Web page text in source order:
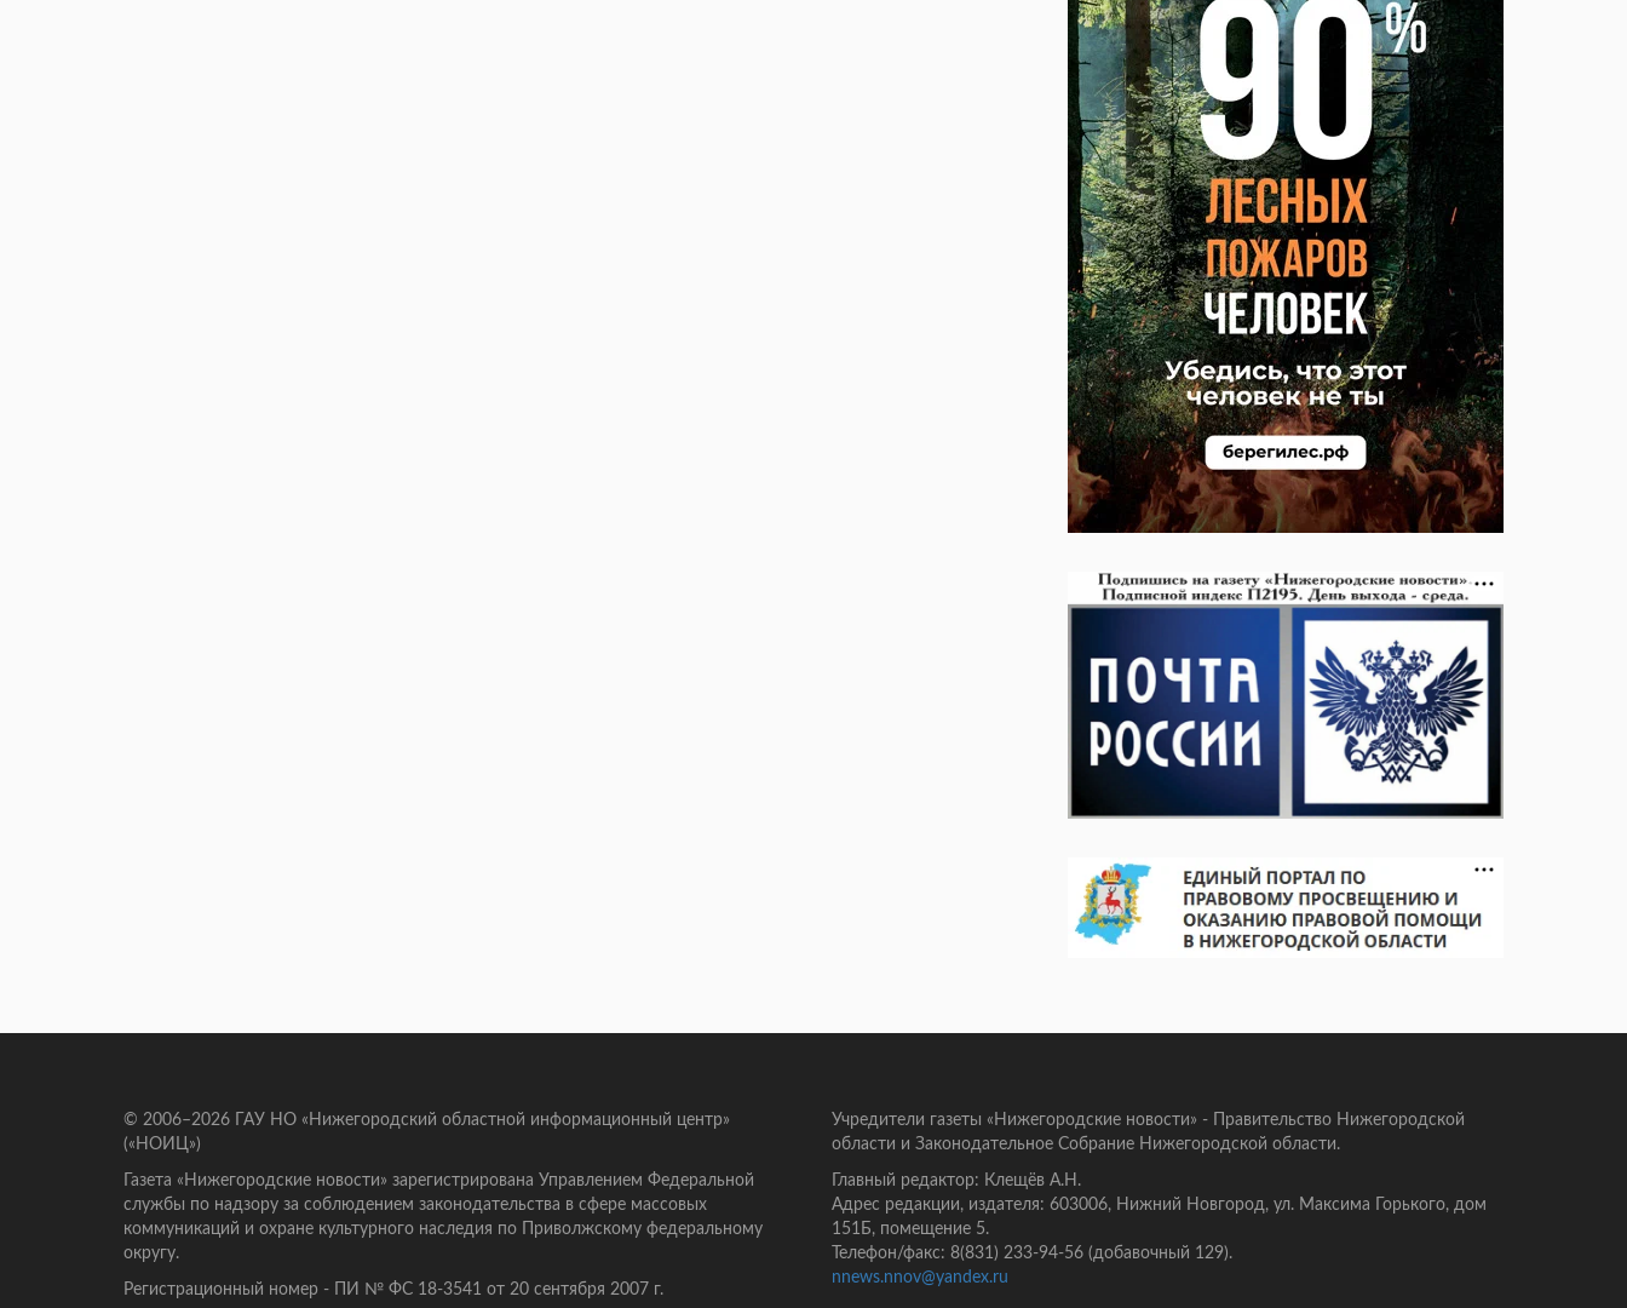
© 2006–2026 ГАУ НО «Нижегородский областной информационный центр»
(«НОИЦ»)
Газета «Нижегородские новости» зарегистрирована Управлением Федеральной
службы по надзору за соблюдением законодательства в сфере массовых
коммуникаций и охране культурного наследия по Приволжскому федеральному
округу.
Регистрационный номер - ПИ № ФС 18-3541 от 20 сентября 2007 г.
Учредители газеты «Нижегородские новости» - Правительство Нижегородской
области и Законодательное Собрание Нижегородской области.
Главный редактор: Клещёв А.Н.
Адрес редакции, издателя: 603006, Нижний Новгород, ул. Максима Горького, дом
151Б, помещение 5.
Телефон/факс: 8(831) 233-94-56 (добавочный 129).
nnews.nnov@yandex.ru